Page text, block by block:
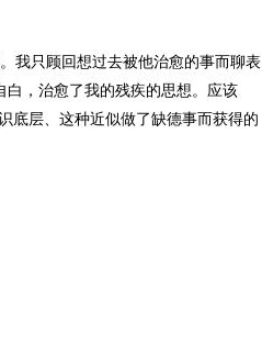
我只顾回想过去被他治愈的事而聊表
，治愈了我的残疾的思想。应该
底层、这种近似做了缺德事而获得的